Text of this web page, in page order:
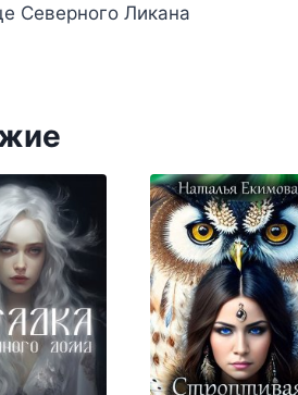
Северного Ликана